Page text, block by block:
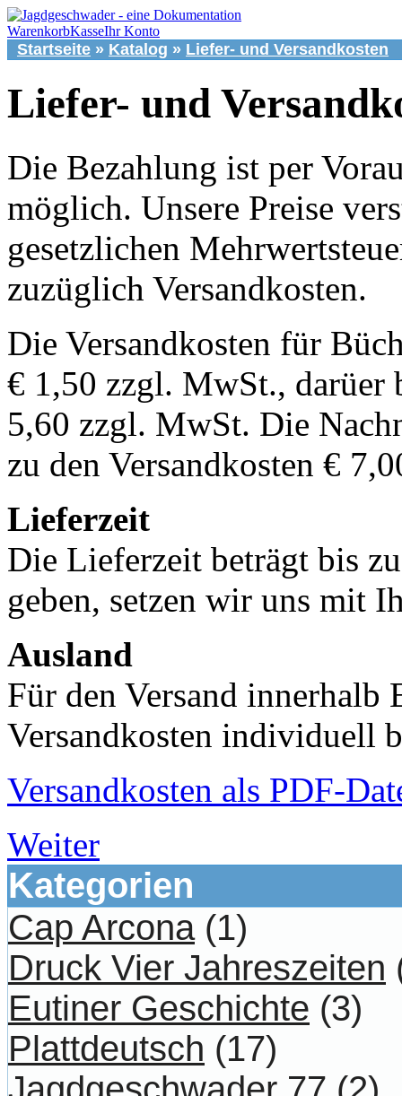
WarenkorbKasseIhr Konto
Startseite » Katalog » Liefer- und Versandkosten
Liefer- und
Die Bezahlung ist per
möglich. Unsere Preise
gesetzlichen
zuzüglich Versandkosten.
Die Versandkosten für
€ 1,50 zzgl. MwSt., darüer
5,60 zzgl. MwSt. Die
zu den Versandkosten €
Lieferzeit
Die Lieferzeit beträgt bis
geben, setzen wir uns mit
Ausland
Für den Versand innerhalb
Versandkosten individuell
Versandkosten als PDF-
Weiter
Kategorien
Cap Arcona(1)
Druck Vier Jahreszeiten
Eutiner Geschichte (3)
Plattdeutsch (17)